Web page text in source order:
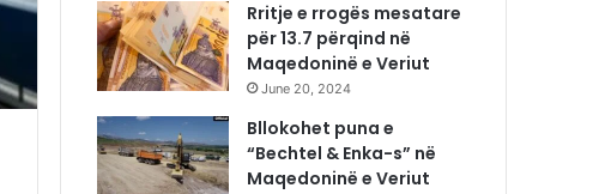
Rritje e rrogës mesatare
për 13.7 përqind në
Maqedoninë e Veriut
June 20, 2024
Bllokohet puna e
“Bechtel & Enka-s” në
Maqedoninë e Veriut